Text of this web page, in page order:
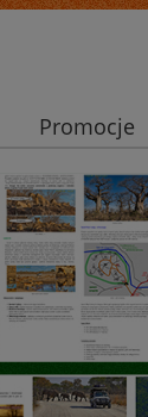
Promocje